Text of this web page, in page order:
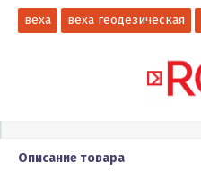
веха
веха геодезическая
Описание товара